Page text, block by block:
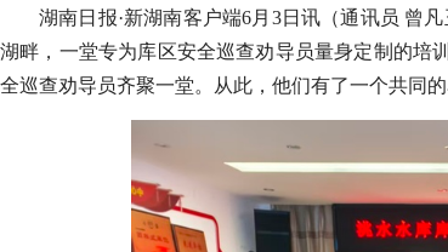
湖南日报·新湖南客户端6月3日讯（通讯员 曾
湖畔，一堂专为库区安全巡查劝导员量身定制的培
全巡查劝导员齐聚一堂。从此，他们有了一个共同